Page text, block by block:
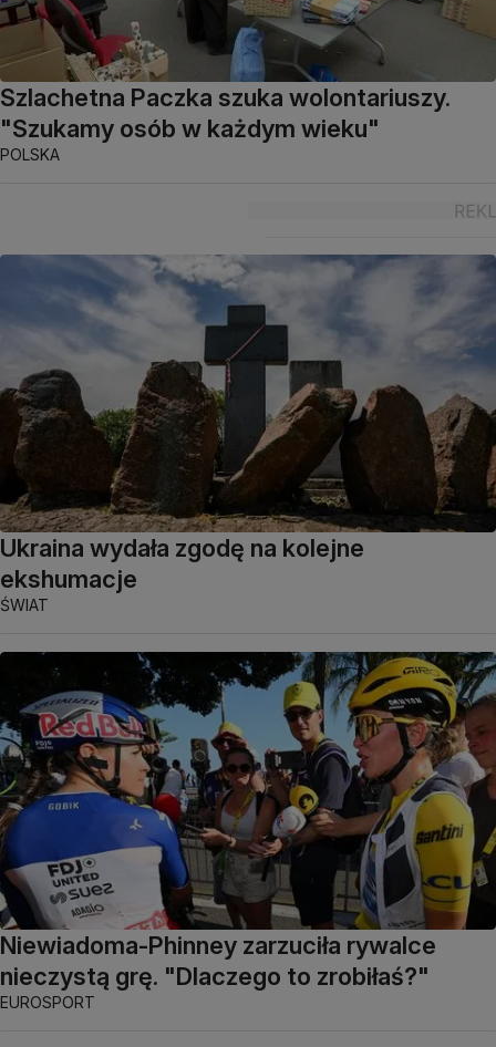
Szlachetna Paczka szuka wolontariuszy.
"Szukamy osób w każdym wieku"
POLSKA
Ukraina wydała zgodę na kolejne
ekshumacje
ŚWIAT
Niewiadoma-Phinney zarzuciła rywalce
nieczystą grę. "Dlaczego to zrobiłaś?"
EUROSPORT